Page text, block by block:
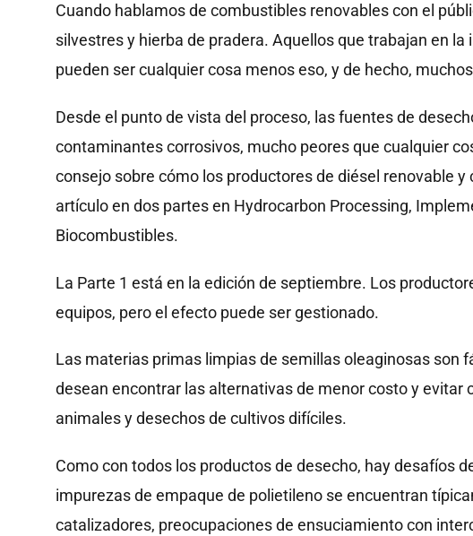
Cuando hablamos de combustibles renovables con el
silvestres y hierba de pradera. Aquellos que trabajan en
pueden ser cualquier cosa menos eso, y de hecho,
Desde el punto de vista del proceso, las fuentes de
contaminantes corrosivos, mucho peores que cualquier
consejo sobre cómo los productores de diésel renovable
artículo en dos partes en Hydrocarbon Processing,
Biocombustibles.
La Parte 1 está en la edición de septiembre. Los
equipos, pero el efecto puede ser gestionado.
Las materias primas limpias de semillas oleaginosas son
desean encontrar las alternativas de menor costo y
animales y desechos de cultivos difíciles.
Como con todos los productos de desecho, hay desafíos
impurezas de empaque de polietileno se encuentran
catalizadores, preocupaciones de ensuciamiento con